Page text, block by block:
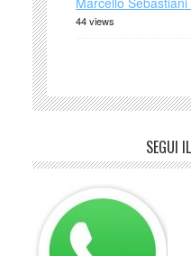
44 views
SEGUI